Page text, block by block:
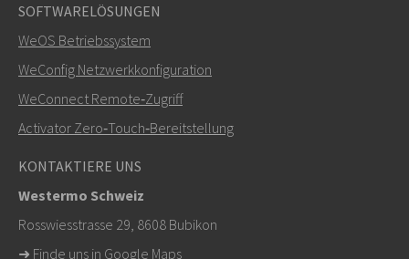
+46 16 42 80 00
info@westermo.com
hier klicken, um den technischen
Support zu kontaktieren
SOFTWARELÖSUNGEN
WeOS Betriebssystem
WeConfig Netzwerkkonfiguration
WeConnect Remote‑Zugriff
Activator Zero‑Touch‑Bereitstellung
KONTAKTIERE UNS
Westermo Schweiz
Rosswiesstrasse 29, 8608 Bubikon
➜ Finde uns in Google Maps